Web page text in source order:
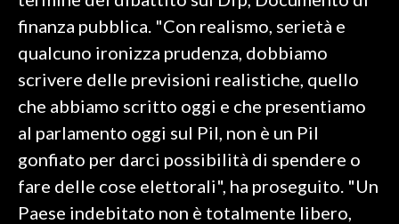
SPETTACOLI
GOSSIP
SALUTE
SARDEGNA TURISMO
SARDI NEL MONDO
finanza pubblica. "Con realismo, serietà e
qualcuno ironizza prudenza, dobbiamo
scrivere delle previsioni realistiche, quello
che abbiamo scritto oggi e che presentiamo
al parlamento oggi sul Pil, non è un Pil
gonfiato per darci possibilità di spendere o
fare delle cose elettorali", ha proseguito. "Un
Paese indebitato non è totalmente libero,